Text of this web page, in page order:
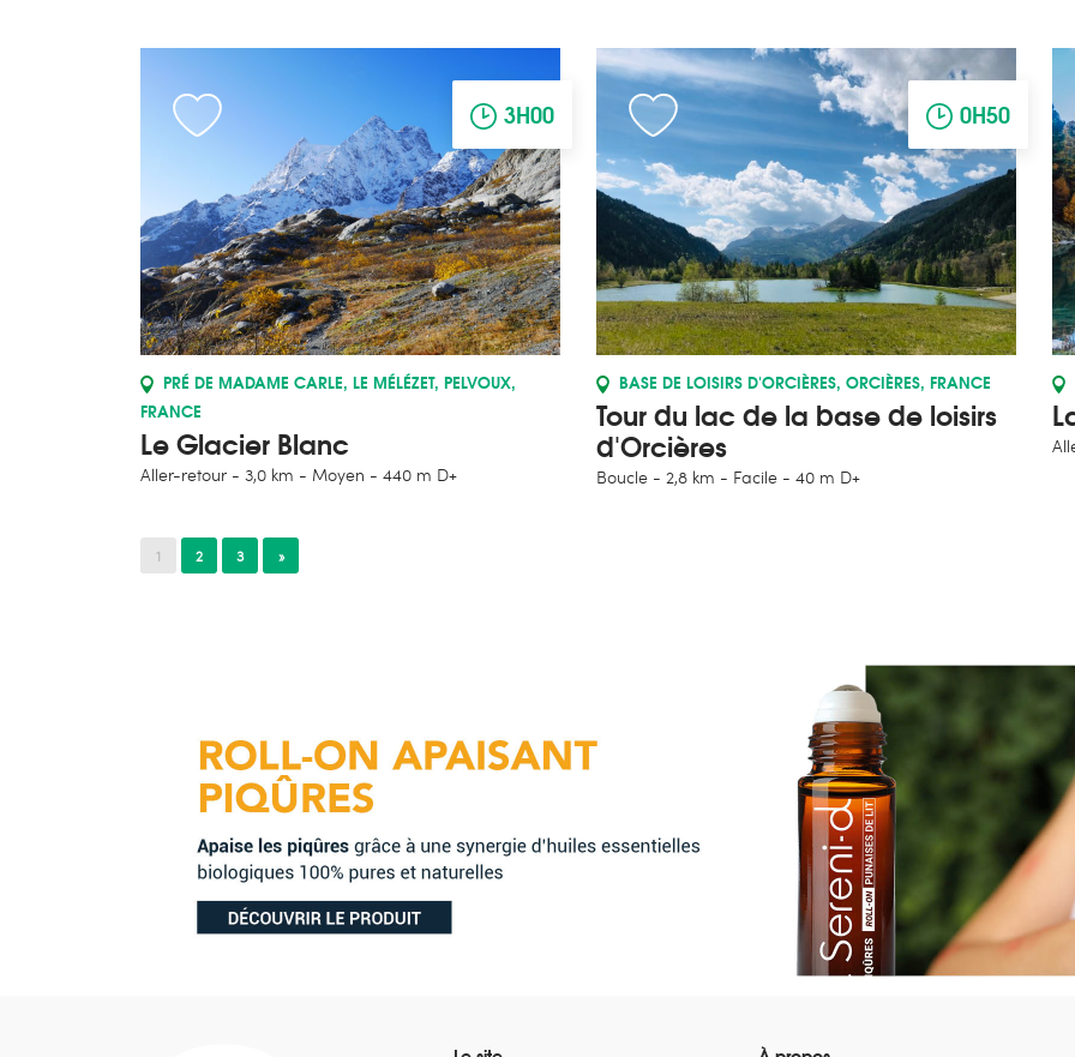
3H00
PRÉ DE MADAME CARLE, LE MÉLÉZET, PELVOUX,
FRANCE
Le Glacier Blanc
Aller-retour 3,0 km Moyen 440 m D+
0H50
BASE DE LOISIRS D'ORCIÈRES, ORCIÈRES, FRANCE
Tour du lac de la base de loisirs
d'Orcières
Boucle 2,8 km Facile 40 m D+
1 2 3 »